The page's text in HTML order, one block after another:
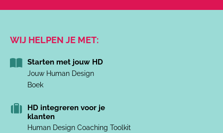
WIJ HELPEN JE MET:
Starten met jouw HD
Jouw Human Design
Boek
HD integreren voor je
klanten
Human Design Coaching Toolkit